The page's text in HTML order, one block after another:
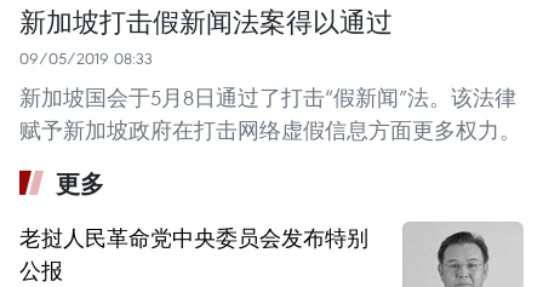
新加坡打击假新闻法案得以通过
09/05/2019 08:33
新加坡国会于5月8日通过了打击“假新闻”法。该法律
赋予新加坡政府在打击网络虚假信息方面更多权力。
更多
老挝人民革命党中央委员会发布特别
公报